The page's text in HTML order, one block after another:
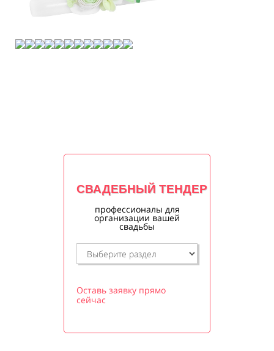
СВАДЕБНЫЙ ТЕНДЕР
профессионалы для
организации вашей
свадьбы
Оставь заявку прямо
сейчас